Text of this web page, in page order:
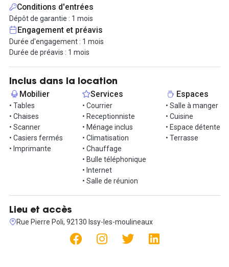
En termes de services, tout est garanti pour travailler
sereinement ! Vous disposez ainsi d'une connexion haut débit par
la fibre, un espace reprographie, des rangements ainsi que la
possibilité de recevoir des colis. L'accès se fait 24/7 par un badge.
Tout est inclus dans la prestation : loyer, charges et services.
Pour venir grâce aux en transports en commun, l'arrêt de Tram se
situe à quelques minutes du centre !
Une visite vous tente ? Contactez-moi via la messagerie !
Conditions d'entrées
Dépôt de garantie : 1 mois
Engagement et préavis
Durée d'engagement : 1 mois
Durée de préavis : 1 mois
Inclus dans la location
Mobilier
• Tables
• Chaises
• Scanner
• Casiers fermés
• Imprimante
Services
• Courrier
• Receptionniste
• Ménage inclus
• Climatisation
• Chauffage
• Bulle téléphonique
• Internet
• Salle de réunion
Espaces
• Salle à manger
• Cuisine
• Espace détente
• Terrasse
Lieu et accès
Rue Pierre Poli, 92130 Issy-les-moulineaux